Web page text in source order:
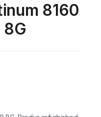
8160